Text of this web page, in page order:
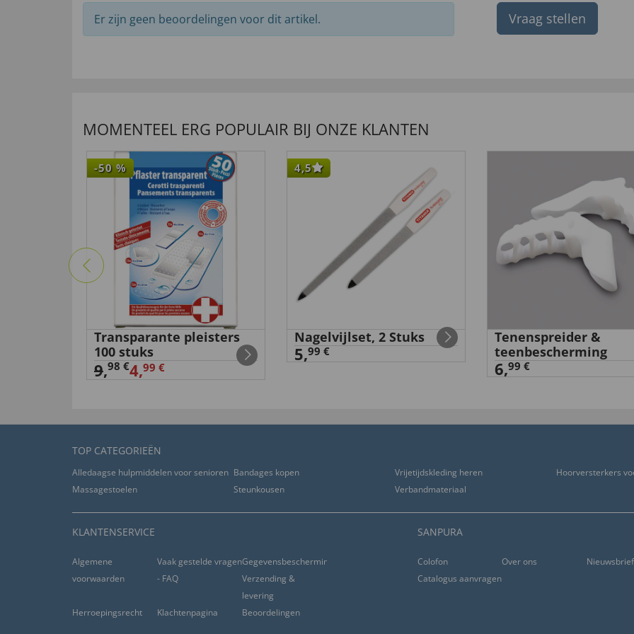
Er zijn geen beoordelingen voor dit artikel. Vraag stellen
MOMENTEEL ERG POPULAIR BIJ ONZE KLANTEN
-50 %
Transparante pleisters
100 stuks
9,98 €4,99 €
4,5
Nagelvijlset, 2 Stuks
5,99 €
Tenenspreider &
teenbescherming
6,99 €
TOP CATEGORIEËN
Alledaagse hulpmiddelen voor senioren Bandages kopen Vrijetijdskleding heren
Hoorversterkers
Massagestoelen
Steunkousen Verbandmateriaal
KLANTENSERVICE
Algemene
voorwaarden
Vaak gestelde vragen
- FAQ
Gegevensbescherming
Verzending &
levering
Herroepingsrecht
Klachtenpagina Beoordelingen
SANPURA
Colofon Over ons
Nieuwsbrief
Catalogus aanvragen